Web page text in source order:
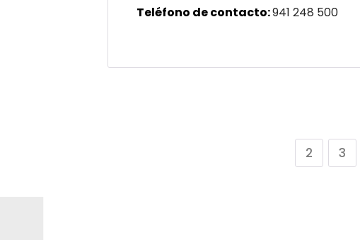
Teléfono de contacto:941 248 500
2 3